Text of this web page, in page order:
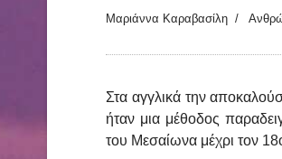
Μαριάννα Καραβασίλη
Στα αγγλικά την
ήταν μια μέθοδος
του Μεσαίωνα μέχρι τον